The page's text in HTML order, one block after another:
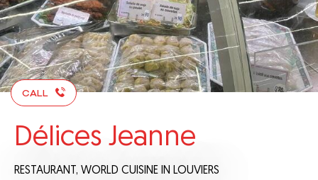
CALL
Délices Jeanne
RESTAURANT, WORLD CUISINE IN LOUVIERS